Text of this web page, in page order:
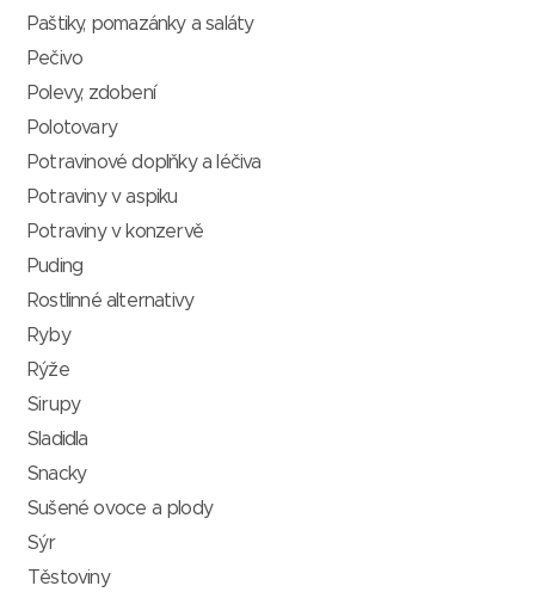
Paštiky, pomazánky a saláty
Pečivo
Polevy, zdobení
Polotovary
Potravinové doplňky a léčiva
Potraviny v aspiku
Potraviny v konzervě
Puding
Rostlinné alternativy
Ryby
Rýže
Sirupy
Sladidla
Snacky
Sušené ovoce a plody
Sýr
Těstoviny